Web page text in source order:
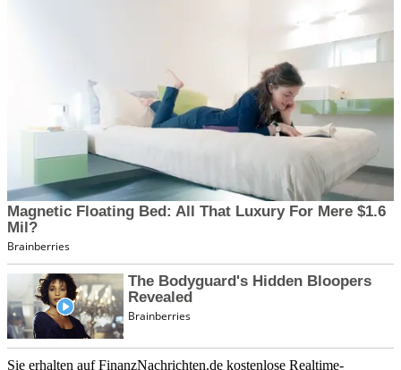
Sie erhalten auf FinanzNachrichten.de kostenlose Realtime-